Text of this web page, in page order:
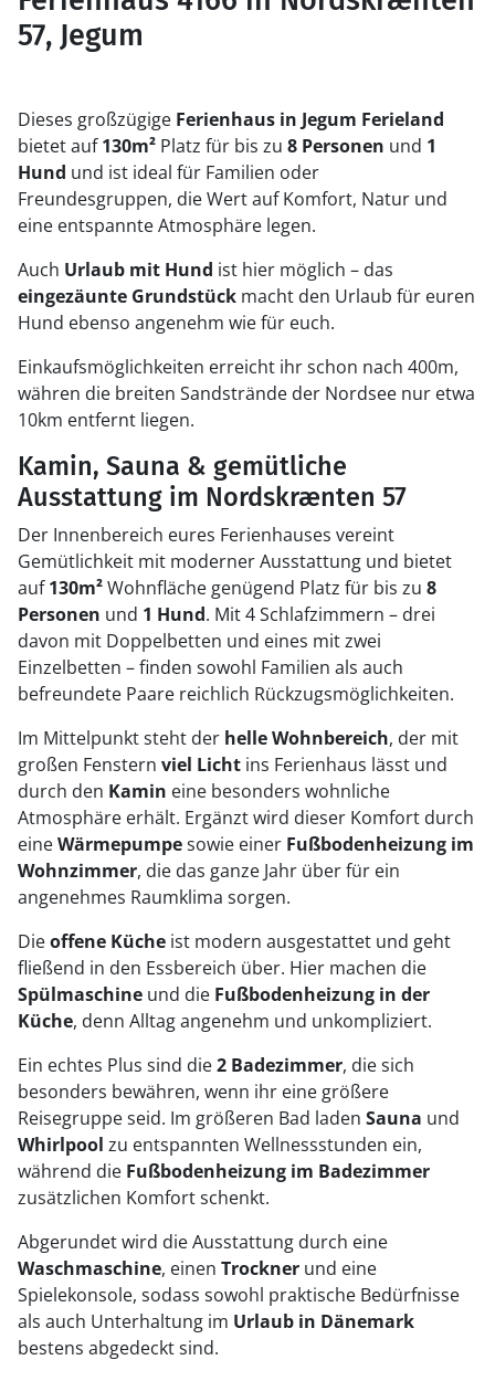
57, Jegum
Dieses großzügige Ferienhaus in Jegum Ferieland
bietet auf130m² Platz für bis zu 8 Personen und 1
Hund und ist ideal für Familien oder
Freundesgruppen, die Wert auf Komfort, Natur und
eine entspannte Atmosphäre legen.
Auch Urlaub mit Hund ist hier möglich – das
eingezäunte Grundstück macht den Urlaub für euren
Hund ebenso angenehm wie für euch.
Einkaufsmöglichkeiten erreicht ihr schon nach 400m,
währen die breiten Sandstrände der Nordsee nur etwa
10km entfernt liegen.
Kamin, Sauna & gemütliche
Ausstattung im Nordskrænten 57
Der Innenbereich eures Ferienhauses vereint
Gemütlichkeit mit moderner Ausstattung und bietet
auf130m²Wohnfläche genügend Platz für bis zu 8
Personen und 1 Hund. Mit 4 Schlafzimmern – drei
davon mit Doppelbetten und eines mit zwei
Einzelbetten – finden sowohl Familien als auch
befreundete Paare reichlich Rückzugsmöglichkeiten.
Im Mittelpunkt steht der helle Wohnbereich, der mit
großen Fenstern viel Licht ins Ferienhaus lässt und
durch den Kamin eine besonders wohnliche
Atmosphäre erhält. Ergänzt wird dieser Komfort durch
eineWärmepumpesowie einer Fußbodenheizung im
Wohnzimmer, die das ganze Jahr über für ein
angenehmes Raumklima sorgen.
Dieoffene Küche ist modern ausgestattet und geht
fließend in den Essbereich über. Hier machen die
Spülmaschine und die Fußbodenheizung in der
Küche, denn Alltag angenehm und unkompliziert.
Ein echtes Plus sind die2 Badezimmer, die sich
besonders bewähren, wenn ihr eine größere
Reisegruppe seid. Im größeren Bad laden Sauna und
Whirlpool zu entspannten Wellnessstunden ein,
während die Fußbodenheizung im Badezimmer
zusätzlichen Komfort schenkt.
Abgerundet wird die Ausstattung durch eine
Waschmaschine, einen Trockner und eine
Spielekonsole, sodass sowohl praktische Bedürfnisse
als auch Unterhaltung im Urlaub in Dänemark
bestens abgedeckt sind.